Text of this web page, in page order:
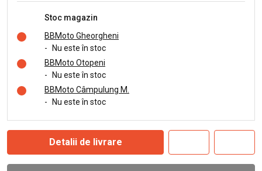
Stoc magazin
BBMoto Gheorgheni
-
Nu este în stoc
BBMoto Otopeni
-
Nu este în stoc
BBMoto Câmpulung M.
-
Nu este în stoc
Detalii de livrare